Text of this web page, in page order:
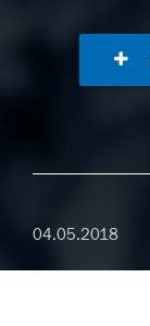
04.05.2018